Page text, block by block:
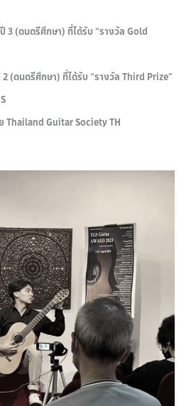
3 (ดนตรีศึกษา) ที่ได้รับ “รางวัล Gold
(ดนตรีศึกษา) ที่ได้รับ “รางวัล Third Prize”
Thailand Guitar Society TH